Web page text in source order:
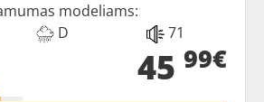
modeliams:
D 71
45 99€